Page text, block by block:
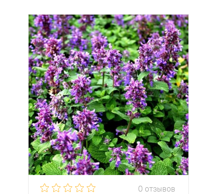
0 отзывов